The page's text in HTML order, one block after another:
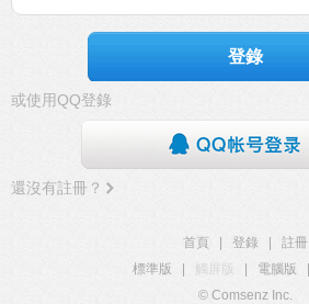
登錄
或使用QQ登錄
還沒有註冊？
首頁 登錄
註冊
標準版
觸屏版 電腦版
© Comsenz Inc.